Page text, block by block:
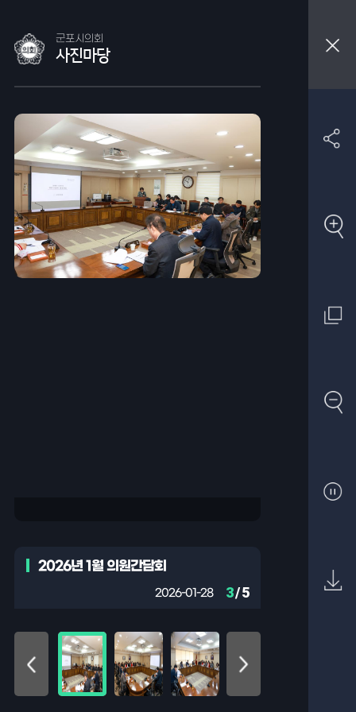
군포시의회
사진마당
2026년 1월 의원간담회
2026-01-28 3/ 5